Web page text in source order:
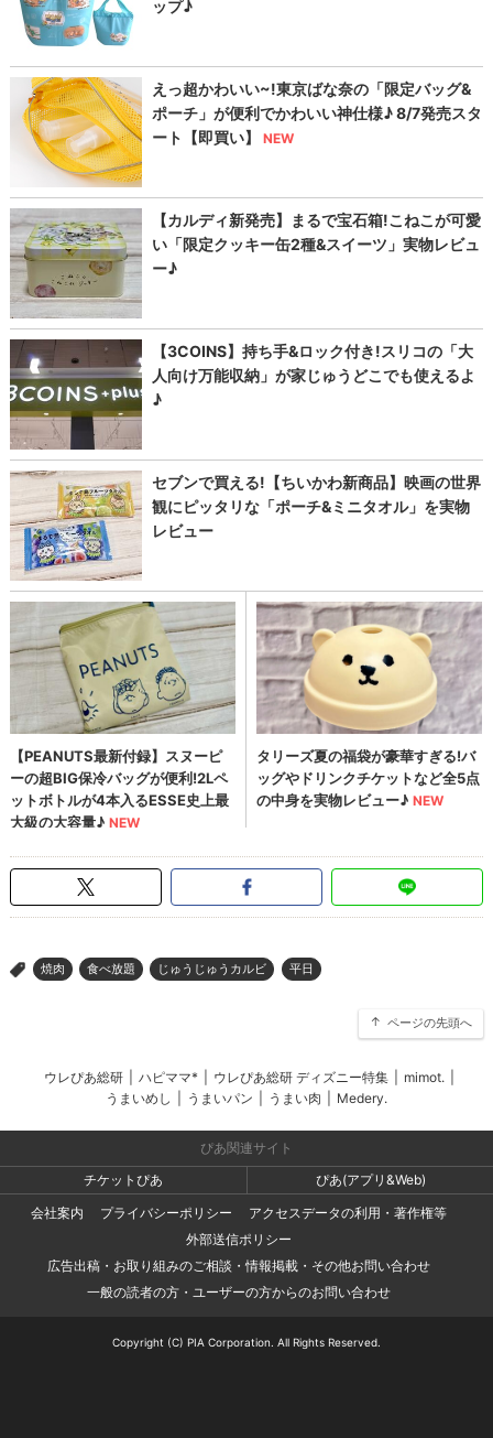
> 焼肉 食べ放題 じゅうじゅうカルビ 平日
ページの先頭へ
ウレぴあ総研 ハピママ* ウレぴあ総研 ディズニー特集 mimot.
うまいめし
うまいパン うまい肉 Medery.
ぴあ関連サイト
チケットぴあ
ぴあ(アプリ&Web)
会社案内
プライバシーポリシー
アクセスデータの利用・著作権等
外部送信ポリシー
広告出稿・お取り組みのご相談・情報掲載・その他お問い合わせ
一般の読者の方・ユーザーの方からのお問い合わせ
Copyright (C) PIA Corporation. All Rights Reserved.